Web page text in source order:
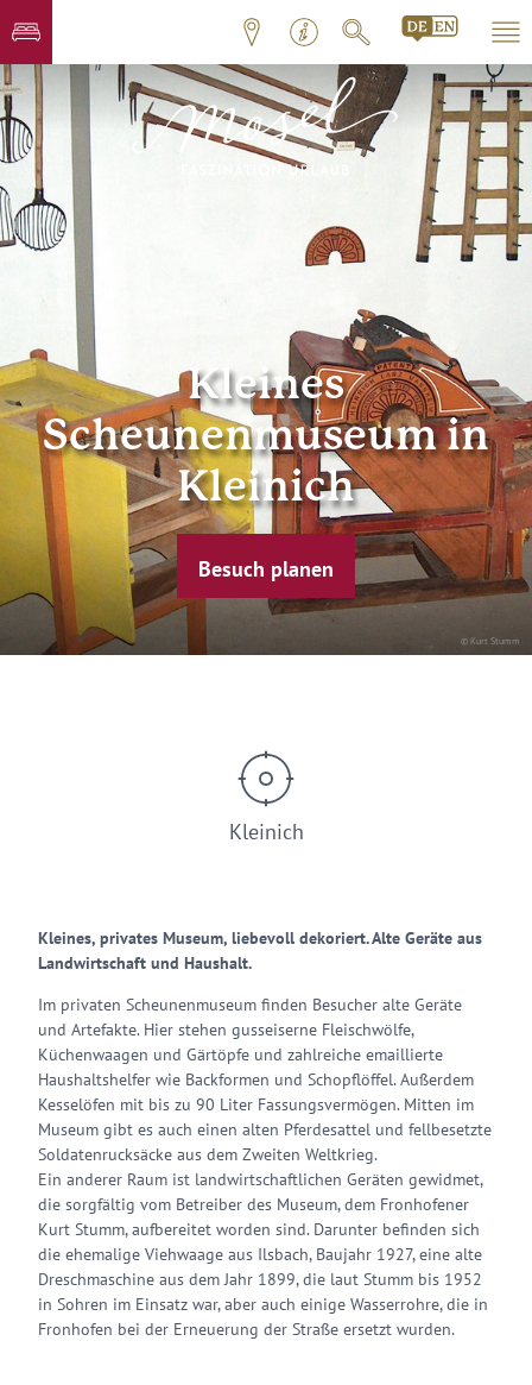
© Kurt Stumm
Kleines
Scheunenmuseum in
Kleinich
Besuch planen
Kleinich
Kleines, privates Museum, liebevoll dekoriert. Alte Geräte aus
Landwirtschaft und Haushalt.
Im privaten Scheunenmuseum finden Besucher alte Geräte
und Artefakte. Hier stehen gusseiserne Fleischwölfe,
Küchenwaagen und Gärtöpfe und zahlreiche emaillierte
Haushaltshelfer wie Backformen und Schopflöffel. Außerdem
Kesselöfen mit bis zu 90 Liter Fassungsvermögen. Mitten im
Museum gibt es auch einen alten Pferdesattel und fellbesetzte
Soldatenrucksäcke aus dem Zweiten Weltkrieg.
Ein anderer Raum ist landwirtschaftlichen Geräten gewidmet,
die sorgfältig vom Betreiber des Museum, dem Fronhofener
Kurt Stumm, aufbereitet worden sind. Darunter befinden sich
die ehemalige Viehwaage aus Ilsbach, Baujahr 1927, eine alte
Dreschmaschine aus dem Jahr 1899, die laut Stumm bis 1952
in Sohren im Einsatz war, aber auch einige Wasserrohre, die in
Fronhofen bei der Erneuerung der Straße ersetzt wurden.